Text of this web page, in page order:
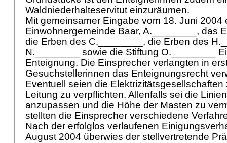
Waldniederhalteservitut einzuräumen.
Mit gemeinsamer Eingabe vom 18. Juni 2004
Einwohnergemeinde Baar, A.________, das
die Erben des C.________, die Erben des
N.________ sowie die Stiftung O.________
Enteignung. Die Einsprecher verlangten in
Gesuchstellerinnen das Enteignungsrecht
Eventuell seien die
Leitung zu verpflichten. Allenfalls sei die
anzupassen und die Höhe der Masten zu
stellten die Einsprecher verschiedene
Nach der erfolglos verlaufenen
August 2004 überwies der stellvertretende